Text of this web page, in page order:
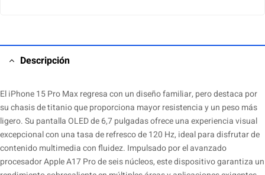
Descripción
El iPhone 15 Pro Max regresa con un diseño familiar, pero destaca por
su chasis de titanio que proporciona mayor resistencia y un peso más
ligero. Su pantalla OLED de 6,7 pulgadas ofrece una experiencia visual
excepcional con una tasa de refresco de 120 Hz, ideal para disfrutar de
contenido multimedia con fluidez. Impulsado por el avanzado
procesador Apple A17 Pro de seis núcleos, este dispositivo garantiza un